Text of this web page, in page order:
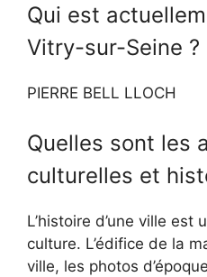
Qui est
Vitry-sur-Seine ?
PIERRE BELL LLOCH
Quelles sont les
culturelles et
L’histoire d’une ville est
culture. L’édifice de la
ville, les photos